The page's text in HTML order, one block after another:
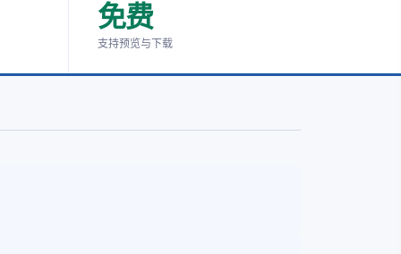
免费
支持预览与下载